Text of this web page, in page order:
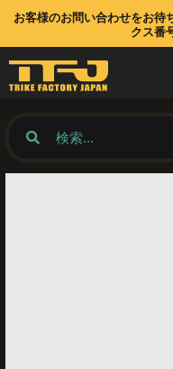
お客様のお問い合わせをお
クス